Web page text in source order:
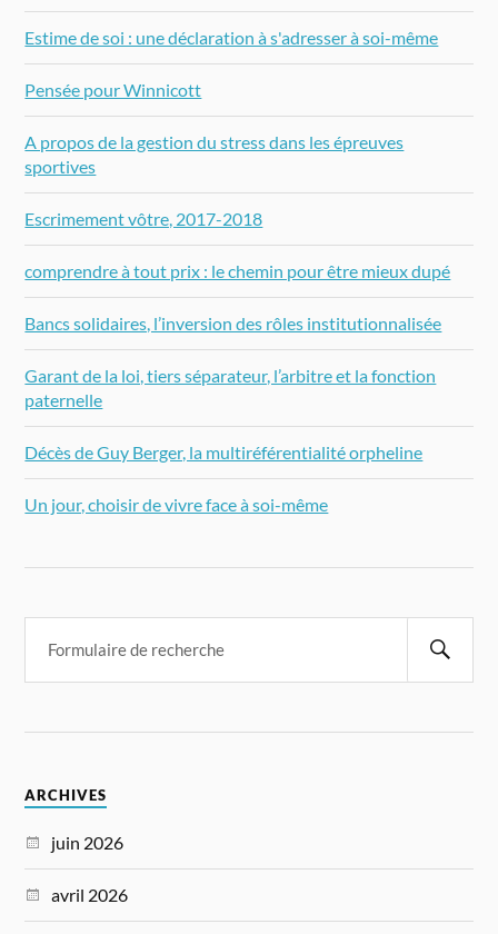
Estime de soi : une déclaration à s'adresser à soi-même
Pensée pour Winnicott
A propos de la gestion du stress dans les épreuves
sportives
Escrimement vôtre, 2017-2018
comprendre à tout prix : le chemin pour être mieux dupé
Bancs solidaires, l’inversion des rôles institutionnalisée
Garant de la loi, tiers séparateur, l’arbitre et la fonction
paternelle
Décès de Guy Berger, la multiréférentialité orpheline
Un jour, choisir de vivre face à soi-même
ARCHIVES
juin 2026
avril 2026